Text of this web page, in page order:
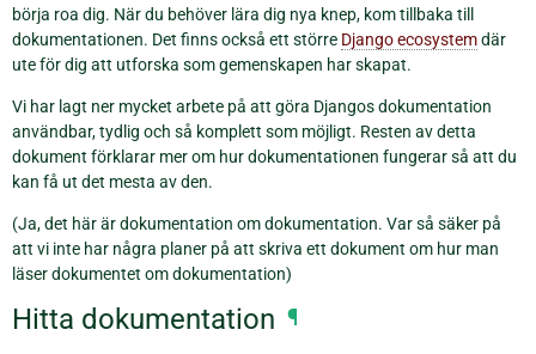
börja roa dig. När du behöver lära dig nya knep, kom tillbaka till
dokumentationen. Det finns också ett större Django ecosystemdär
ute för dig att utforska som gemenskapen har skapat.
Vi har lagt ner mycket arbete på att göra Djangos dokumentation
användbar, tydlig och så komplett som möjligt. Resten av detta
dokument förklarar mer om hur dokumentationen fungerar så att du
kan få ut det mesta av den.
(Ja, det här är dokumentation om dokumentation. Var så säker på
att vi inte har några planer på att skriva ett dokument om hur man
läser dokumentet om dokumentation)
Hitta dokumentation ¶